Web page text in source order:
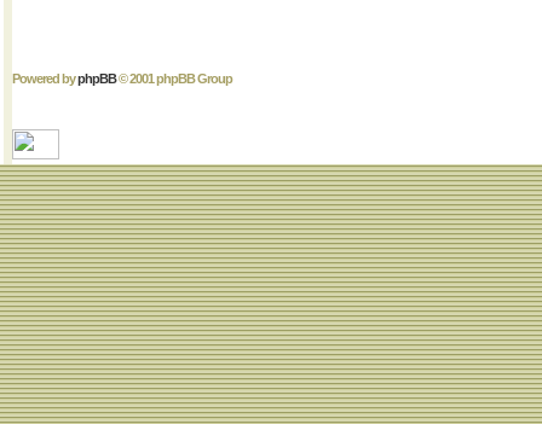
Powered byphpBB© 2001 phpBB Group